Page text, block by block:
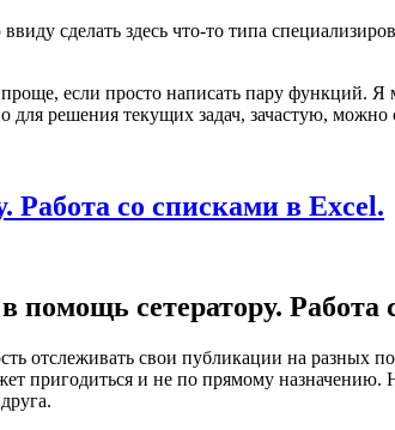
сделать здесь что-то типа
если просто написать пару функций.
решения текущих задач, зачастую, можно
Работа со списками в Excel.
помощь сетератору. Работа
отслеживать свои публикации на разных
пригодиться и не по прямому назначению.